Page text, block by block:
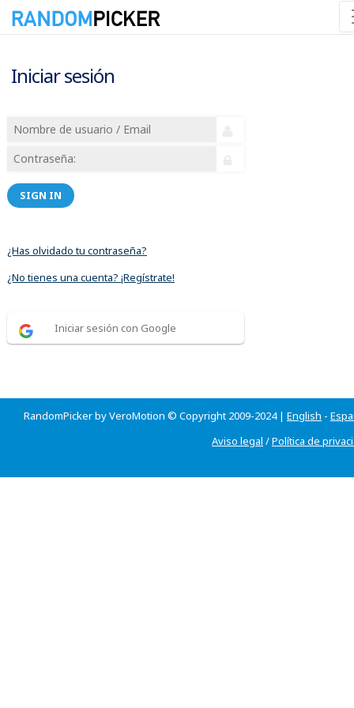
Iniciar sesión
SIGN IN
¿Has olvidado tu contraseña?
¿No tienes una cuenta? ¡Regístrate!
Iniciar sesión con Google
RandomPicker by VeroMotion © Copyright 2009-2024 | English -
Aviso legal /Política de